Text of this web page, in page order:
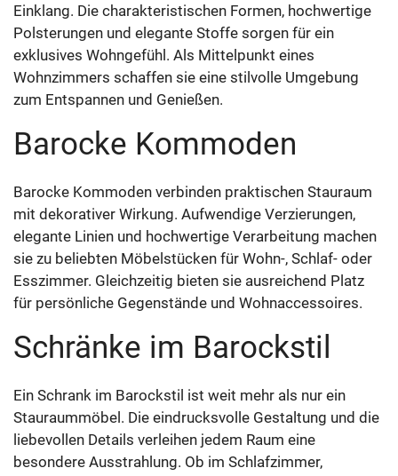
Einklang. Die charakteristischen Formen, hochwertige
Polsterungen und elegante Stoffe sorgen für ein
exklusives Wohngefühl. Als Mittelpunkt eines
Wohnzimmers schaffen sie eine stilvolle Umgebung
zum Entspannen und Genießen.
Barocke Kommoden
Barocke Kommoden verbinden praktischen Stauraum
mit dekorativer Wirkung. Aufwendige Verzierungen,
elegante Linien und hochwertige Verarbeitung machen
sie zu beliebten Möbelstücken für Wohn-, Schlaf- oder
Esszimmer. Gleichzeitig bieten sie ausreichend Platz
für persönliche Gegenstände und Wohnaccessoires.
Schränke im Barockstil
Ein Schrank im Barockstil ist weit mehr als nur ein
Stauraummöbel. Die eindrucksvolle Gestaltung und die
liebevollen Details verleihen jedem Raum eine
besondere Ausstrahlung. Ob im Schlafzimmer,